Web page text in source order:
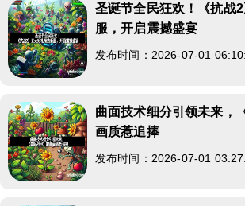
圣诞节全民狂欢！《抗战
服，开启震撼盛宴
发布时间：2026-07-01
曲面技术细分引领未来，
画质惹追捧
发布时间：2026-07-01